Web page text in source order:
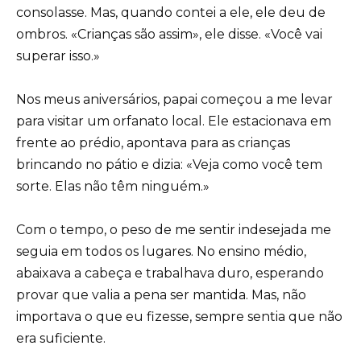
consolasse. Mas, quando contei a ele, ele deu de
ombros. «Crianças são assim», ele disse. «Você vai
superar isso.»
Nos meus aniversários, papai começou a me levar
para visitar um orfanato local. Ele estacionava em
frente ao prédio, apontava para as crianças
brincando no pátio e dizia: «Veja como você tem
sorte. Elas não têm ninguém.»
Com o tempo, o peso de me sentir indesejada me
seguia em todos os lugares. No ensino médio,
abaixava a cabeça e trabalhava duro, esperando
provar que valia a pena ser mantida. Mas, não
importava o que eu fizesse, sempre sentia que não
era suficiente.